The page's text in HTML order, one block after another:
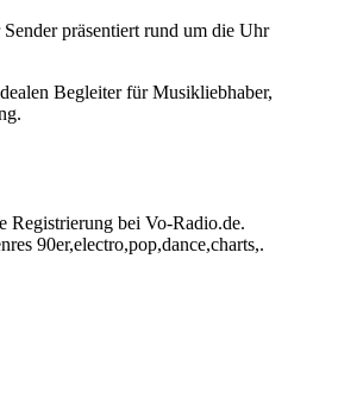
präsentiert rund um die Uhr
Begleiter für Musikliebhaber,
Registrierung bei Vo-Radio.de.
90er,electro,pop,dance,charts,.